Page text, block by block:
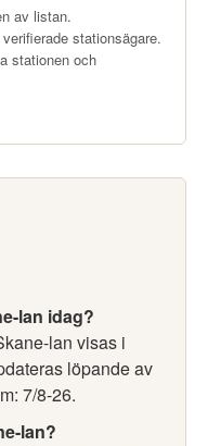
av listan.
stationsägare.
stationen och
lan idag?
lan visas i
löpande av
7/8-26.
lan?